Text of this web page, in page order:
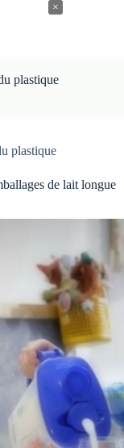
plastique
plastique
de lait longue
×